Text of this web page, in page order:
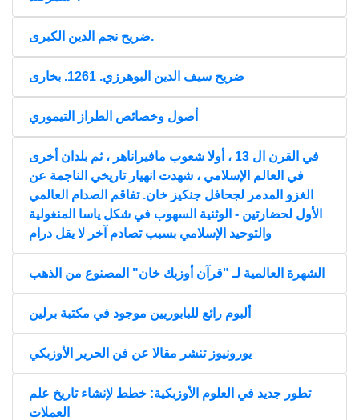
ضريح نجم الدين الكبرى.
ضريح سيف الدين البوهرزي. 1261. بخارى
أصول وخصائص الطراز التيموري
في القرن ال 13 ، أولا شعوب مافيراناهر ، ثم بلدان أخرى
في العالم الإسلامي ، شهدت انهيار تاريخي الناجمة عن
الغزو المدمر لجحافل جنكيز خان. تفاقم الصدام العالمي
الأول لحضارتين - الوثنية السهوب في شكل ياسا المنغولية
والتوحيد الإسلامي بسبب تصادم آخر لا يقل درام
الشهرة العالمية لـ "قرآن أوزبك خان" المصنوع من الذهب
ألبوم رائع للبابوريين موجود في مكتبة برلين
يورونيوز تنشر مقالا عن فن الحرير الأوزبكي
تطور جديد في العلوم الأوزبكية: خطط لإنشاء تاريخ علم
العملات